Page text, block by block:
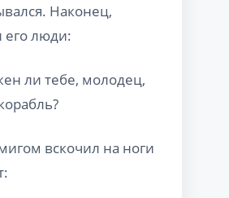
Наконец,
его люди:
ли тебе, молодец,
вскочил на ноги